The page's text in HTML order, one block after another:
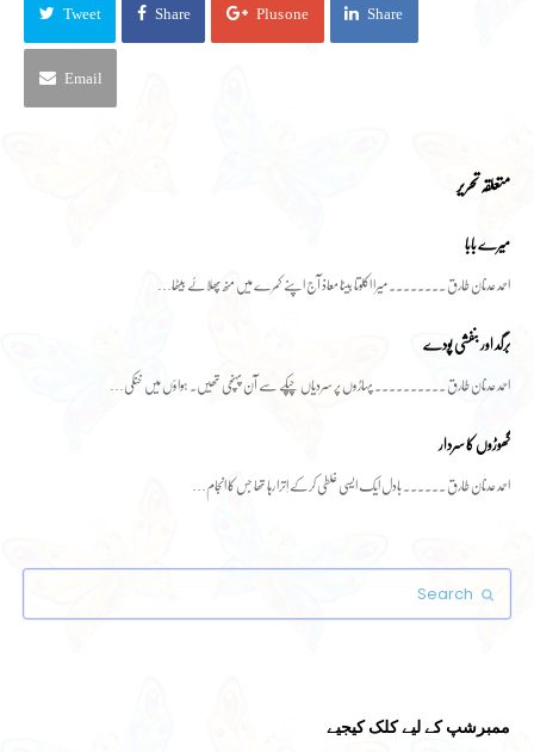
Tweet Share Plus one Share
Email
متعلقہ تحریر
میرے بابا
احمد عدنان طارق ۔۔۔۔۔۔۔۔ میرا اکلوتا بیٹا معاذ آج اپنے کمرے میں منھ پھلائے بیٹھا…
برگد اور بنفشی پودے
احمد عدنان طارق ۔۔۔۔۔۔۔۔۔۔ پہاڑوں پر سردیاں چپکے سے آن پہنچی تھیں۔ ہواؤں میں خنکی…
گھوڑوں کا سردار
احمد عدنان طارق ۔۔۔۔۔۔ بادل ایک ایسی غلطی کرکے اِترا رہا تھا جس کا انجام…
Search
ممبرشپ کے لیے کلک کیجیے